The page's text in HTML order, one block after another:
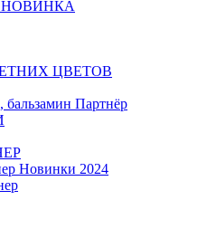
НОВИНКА
ЦВЕТОВ
бальзамин Партнёр
Новинки 2024